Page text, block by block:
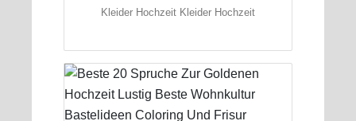
Kleider Hochzeit Kleider Hochzeit